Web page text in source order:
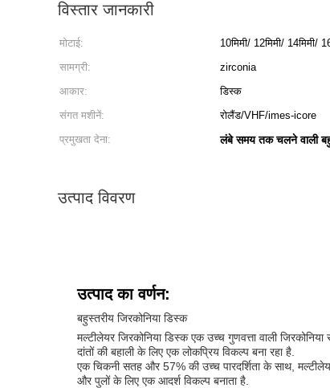
विस्तार जानकारी
मोटाई: 10मिमी/ 12मिमी/ 14मिमी/
सामग्री:
zirconia
आकार:
डिस्क
संगत मशीनें:
रोलैंड/VHF/imes-icore
प्रमुखता देना:
लंबे समय तक चलने वाली
उत्पाद विवरण
उत्पाद का वर्णन:
बहुस्तरीय जिरकोनिया डिस्क
मल्टीलेयर जिरकोनिया डिस्क एक उच्च गुणवत्ता वाली
दांतों की बहाली के लिए एक लोकप्रिय विकल्प बना रहा है.
एक चिकनी सतह और 57% की उच्च पारदर्शिता के साथ,
और पुलों के लिए एक आदर्श विकल्प बनाता है.